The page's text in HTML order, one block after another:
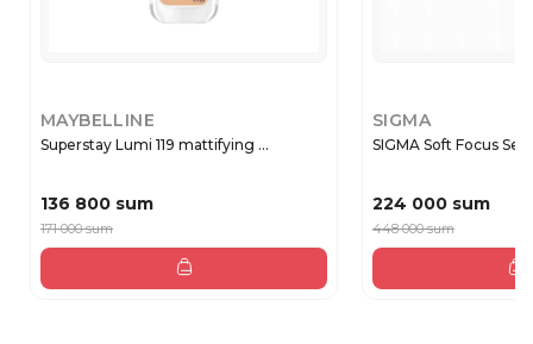
MAYBELLINE
Superstay Lumi 119 mattifying ...
136 800 sum
171 000 sum
SIGMA
SIGMA Soft Focus
224 000 sum
448 000 sum